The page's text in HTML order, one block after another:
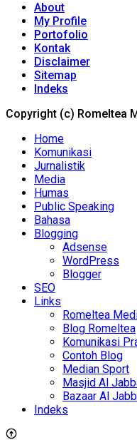
About
My Profile
Portofolio
Kontak
Disclaimer
Sitemap
Indeks
Copyright (c) Romeltea
Home
Komunikasi
Jurnalistik
Media
Humas
Public Speaking
Bahasa
Blogging
Adsense
WordPress
Blogger
SEO
Links
Romeltea
Blog Romeltea
Komunikasi
Contoh Blog
Median Sport
Masjid Al
Bazaar Al
Indeks